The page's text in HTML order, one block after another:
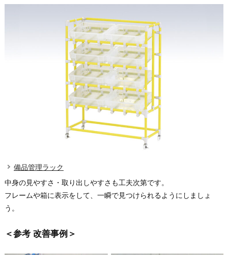
備品管理ラック
中身の見やすさ・取り出しやすさも工夫次第です。
フレームや箱に表示をして、一瞬で見つけられるようにしましょ
う。
＜参考 改善事例＞